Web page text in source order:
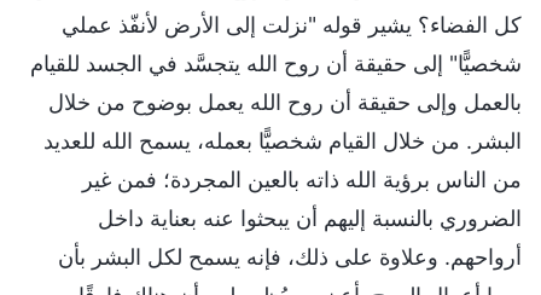
كل الفضاء؟ يشير قوله "نزلت إلى الأرض لأنفّذ عملي
شخصيًّا" إلى حقيقة أن روح الله يتجسَّد في الجسد للقيام
بالعمل وإلى حقيقة أن روح الله يعمل بوضوح من خلال
البشر. من خلال القيام شخصيًّا بعمله، يسمح الله للعديد
من الناس برؤية الله ذاته بالعين المجردة؛ فمن غير
الضروري بالنسبة إليهم أن يبحثوا عنه بعناية داخل
أرواحهم. وعلاوة على ذلك، فإنه يسمح لكل البشر بأن